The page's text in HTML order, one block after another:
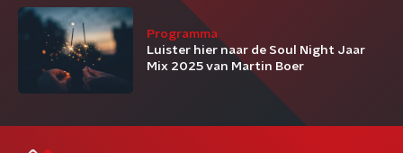
Programma
Luister hier naar de Soul Night Jaar
Mix 2025 van Martin Boer